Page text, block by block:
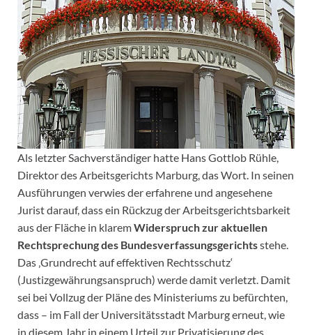
Als letzter Sachverständiger hatte Hans Gottlob Rühle,
Direktor des Arbeitsgerichts Marburg, das Wort. In seinen
Ausführungen verwies der erfahrene und angesehene
Jurist darauf, dass ein Rückzug der Arbeitsgerichtsbarkeit
aus der Fläche in klaremWiderspruch zur aktuellen
Rechtsprechung des Bundesverfassungsgerichtsstehe.
Das ‚Grundrecht auf effektiven Rechtsschutz‘
(Justizgewährungsanspruch) werde damit verletzt. Damit
sei bei Vollzug der Pläne des Ministeriums zu befürchten,
dass – im Fall der Universitätsstadt Marburg erneut, wie
in diesem Jahr in einem Urteil zur Privatisierung des